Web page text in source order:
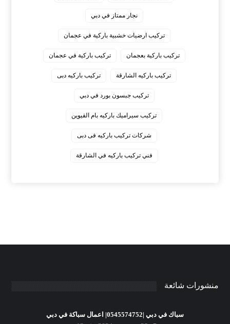
نجار ممتاز في دبي
‏تركيب ارضيات خشبية باركية في عجمان
‏تركيب باركية بعجمان ‏تركيب باركية في عجمان
‏تركيب باركيه الشارقة ‏تركيب باركيه دبى
‏تركيب جبسون بورد في دبي
‏تركيب سيراميك باركيه بام القيوين
‏شركات تركيب باركيه فى دبى
‏فني تركيب باركيه في الشارقة
منشورات شائعة
سباك في دبي |0545574752| اعمال سباكة في دبي